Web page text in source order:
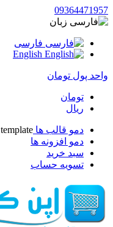
09364471957
زبان
فارسی
واحد پول تومان
تومان
ریال
دمو قالب ها template
دمو افزونه ها
سبد خرید
تسویه حساب